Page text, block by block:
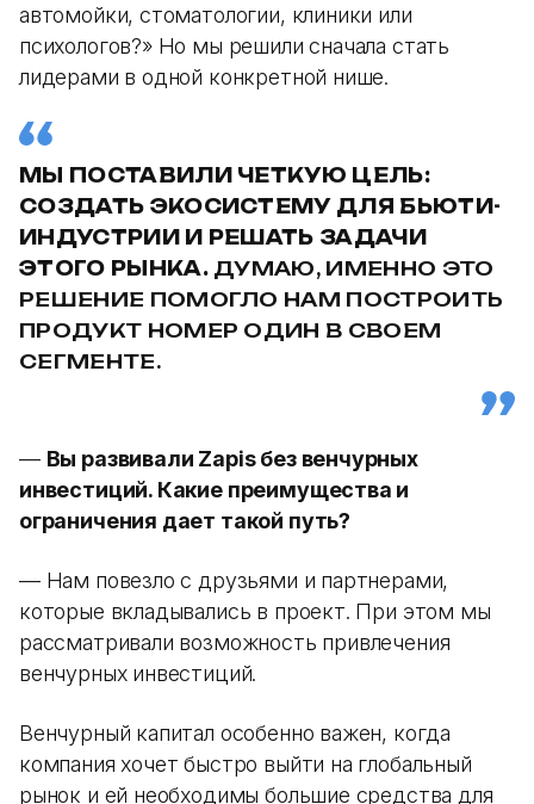
автомойки, стоматологии, клиники или
психологов?» Но мы решили сначала стать
лидерами в одной конкретной нише.
МЫ ПОСТАВИЛИ ЧЕТКУЮ ЦЕЛЬ:
СОЗДАТЬ ЭКОСИСТЕМУ ДЛЯ БЬЮТИ-
ИНДУСТРИИ И РЕШАТЬ ЗАДАЧИ
ЭТОГО РЫНКА. ДУМАЮ, ИМЕННО ЭТО
РЕШЕНИЕ ПОМОГЛО НАМ ПОСТРОИТЬ
ПРОДУКТ НОМЕР ОДИН В СВОЕМ
СЕГМЕНТЕ.
— Вы развивали Zapis без венчурных
инвестиций. Какие преимущества и
ограничения дает такой путь?
— Нам повезло с друзьями и партнерами,
которые вкладывались в проект. При этом мы
рассматривали возможность привлечения
венчурных инвестиций.
Венчурный капитал особенно важен, когда
компания хочет быстро выйти на глобальный
рынок и ей необходимы большие средства для